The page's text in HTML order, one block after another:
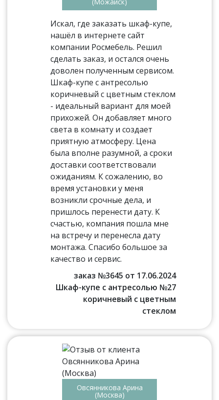
Искал, где заказать шкаф-купе,
нашёл в интернете сайт
компании Росмебель. Решил
сделать заказ, и остался очень
доволен полученным сервисом.
Шкаф-купе с антресолью
коричневый с цветным стеклом
- идеальный вариант для моей
прихожей. Он добавляет много
света в комнату и создает
приятную атмосферу. Цена
была вполне разумной, а сроки
доставки соответствовали
ожиданиям. К сожалению, во
время установки у меня
возникли срочные дела, и
пришлось перенести дату. К
счастью, компания пошла мне
на встречу и перенесла дату
монтажа. Спасибо большое за
качество и сервис.
заказ №3645 от 17.06.2024
Шкаф-купе с антресолью №27
коричневый с цветным
стеклом
Овсянникова Арина
(Москва)